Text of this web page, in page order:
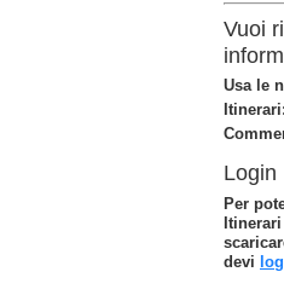
Vuoi
Usa le
Itinerari:
Login
Per
devi